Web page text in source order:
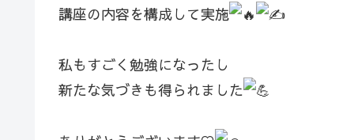
講座の内容を構成して実施
私もすごく勉強になったし
新たな気づきも得られました